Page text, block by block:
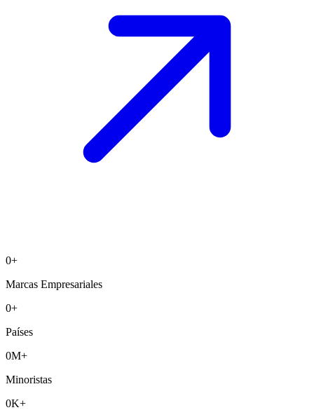
0+
Marcas Empresariales
0+
Países
0M+
Minoristas
0K+